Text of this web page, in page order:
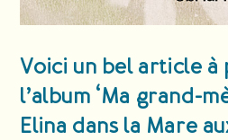
Voici un bel article à
l’album ‘Ma grand-
Elina dans la Mare